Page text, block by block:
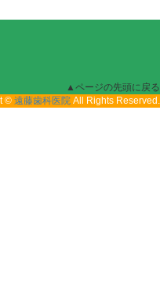
▲ページの先頭に戻る
© 遠藤歯科医院 All Rights Reserved.